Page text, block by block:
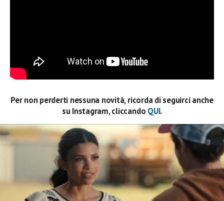
Per non perderti nessuna novità, ricorda di seguirci anche
su Instagram, cliccando QUI.